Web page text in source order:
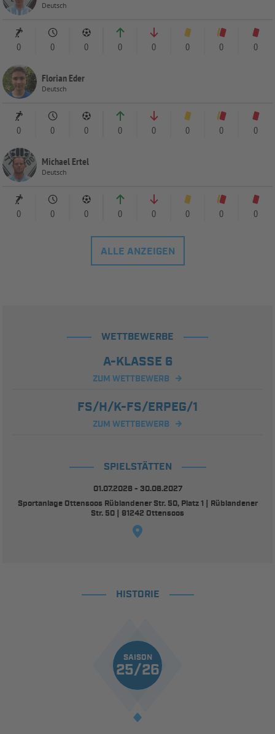
Deutsch
0 0 0 0 0 0 0 0
Florian Eder
Deutsch
0 0 0 0 0 0 0 0
Michael Ertel
Deutsch
0 0 0 0 0 0 0 0
ALLE ANZEIGEN
WETTBEWERBE
A-KLASSE 6
ZUM WETTBEWERB
FS/H/K-FS/ERPEG/1
ZUM WETTBEWERB
SPIELSTÄTTEN
01.07.2026 - 30.06.2027
Sportanlage Ottensoos Rüblandener Str. 50, Platz 1 | Rüblandener
Str. 50 | 91242 Ottensoos
HISTORIE
SAISON
25/26